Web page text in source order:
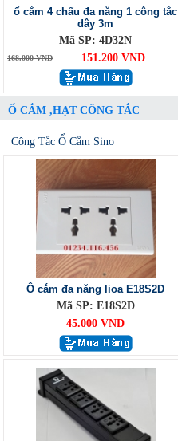
ổ cắm 4 chấu đa năng 1 công tắc
dây 3m
Mã SP: 4D32N
168.000 VND 151.200 VND
Ổ CẮM ,HẠT CÔNG TẮC
Công Tắc Ổ Cắm Sino
Ô cắm đa năng lioa E18S2D
Mã SP: E18S2D
45.000 VND